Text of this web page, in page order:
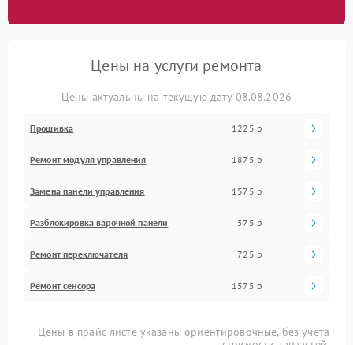
Цены на услуги ремонта
Цены актуальны на текущую дату 08.08.2026
Прошивка 1225 р
Ремонт модуля управления 1875 р
Замена панели управления 1575 р
Разблокировка варочной панели 575 р
Ремонт переключателя 725 р
Ремонт сенсора 1575 р
Цены в прайс-листе указаны ориентировочные, без учета